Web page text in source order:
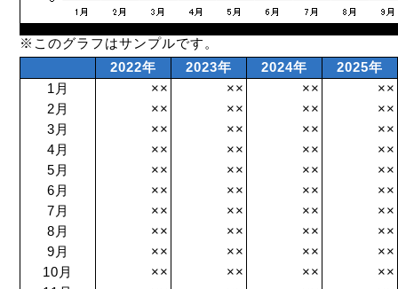
※このグラフはサンプルです。
2022年
2023年 2024年
2025年
1月
×× ×× ××
××
2月
×× ×× ××
××
3月
×× ×× ××
××
4月
×× ×× ××
××
5月
×× ×× ××
××
6月
×× ×× ××
××
7月
×× ×× ××
××
8月
×× ×× ××
××
9月
×× ×× ××
××
10月
×× ×× ××
××